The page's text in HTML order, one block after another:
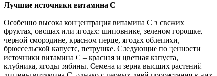
Лучшие источники витамина С
Особенно высока концентрация витамина С в свежих
фруктах, овощах или ягодах: шиповнике, зеленом горошке,
черной смородине, красном перце, ягодах облепихи,
брюссельской капусте, петрушке. Следующие по ценности
источники витамина C – красная и цветная капуста,
клубника, ягоды рябины. Семена и зерна высших растений